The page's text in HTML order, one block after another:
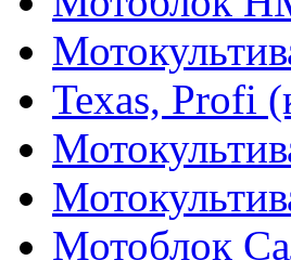
Texas, Profi
Мотоблок